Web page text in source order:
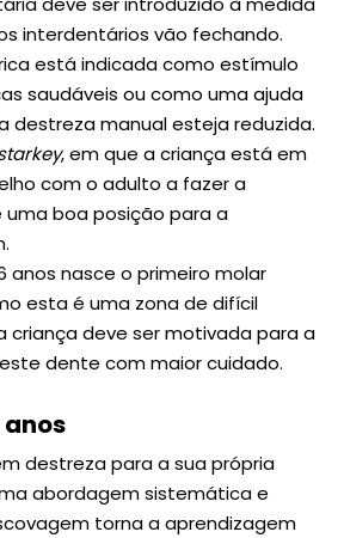
interdentários vão fechando.
está indicada como estímulo
saudáveis ou como uma ajuda
destreza manual esteja reduzida.
, em que a criança está em
com o adulto a fazer a
uma boa posição para a
anos nasce o primeiro molar
esta é uma zona de difícil
criança deve ser motivada para a
dente com maior cuidado.
anos
destreza para a sua própria
abordagem sistemática e
torna a aprendizagem